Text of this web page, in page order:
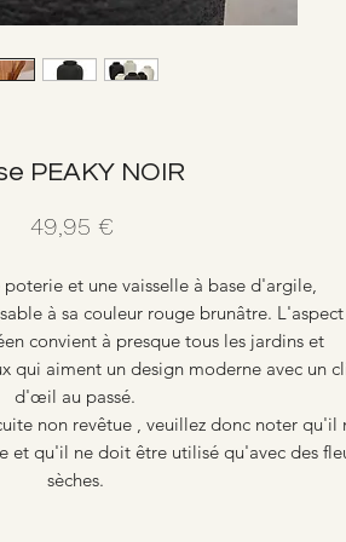
PEAKY NOIR
49,95 €
et une vaisselle à base d'argile,
à sa couleur rouge brunâtre. L'aspect
convient à presque tous les jardins et
qui aiment un design moderne avec un
d'œil au passé.
non revêtue , veuillez donc noter qu'il
et qu'il ne doit être utilisé qu'avec des
sèches.